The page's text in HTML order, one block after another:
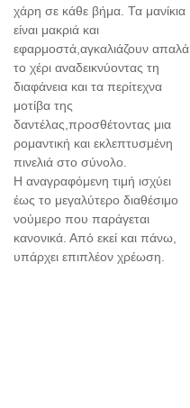
χάρη σε κάθε βήμα. Τα μανίκια
είναι μακριά και
εφαρμοστά,αγκαλιάζουν απαλά
το χέρι αναδεικνύοντας τη
διαφάνεια και τα περίτεχνα
μοτίβα της
δαντέλας,προσθέτοντας μια
ρομαντική και εκλεπτυσμένη
πινελιά στο σύνολο.
Η αναγραφόμενη τιμή ισχύει
έως το μεγαλύτερο διαθέσιμο
νούμερο που παράγεται
κανονικά. Από εκεί και πάνω,
υπάρχει επιπλέον χρέωση.